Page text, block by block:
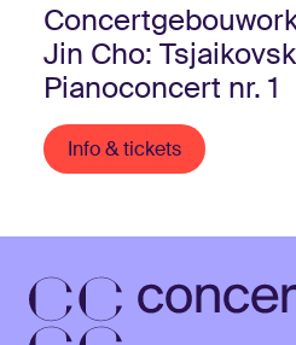
Jin Cho:
Pianoconcert nr. 1
Info & tickets